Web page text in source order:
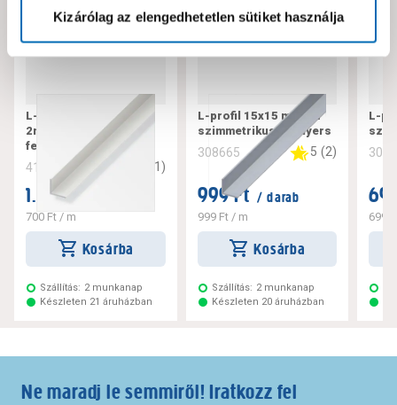
Kizárólag az elengedhetetlen sütiket használja
L-profil 20x20x1,5 mm
2m szimmetrikus pvc
fehér
412377 1 )
1.399 Ft
700 Ft / m
Kosárba
Szállítás: 2 munkanap
Készleten 21 áruházban
L-profil 15x15 mm 1m
szimmetrikus alu nyers
308665 5 (2)
999 Ft / darab
999 Ft/ m
Kosárba
Szállítás: 2 munkanap
Készleten 20 áruházban
L-
699
Ne maradj le semmiről! Iratkozz fel